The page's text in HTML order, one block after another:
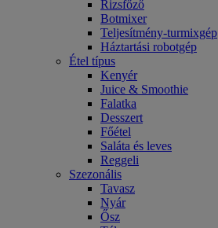
Rizsfőző
Botmixer
Teljesítmény-turmixgép
Háztartási robotgép
Étel típus
Kenyér
Juice & Smoothie
Falatka
Desszert
Főétel
Saláta és leves
Reggeli
Szezonális
Tavasz
Nyár
Ősz